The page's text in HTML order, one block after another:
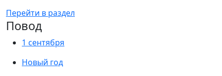
Перейти в раздел
Повод
1 сентября
Новый год